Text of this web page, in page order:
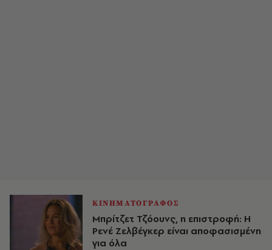
ΚΙΝΗΜΑΤΟΓΡΑΦΟΣ
Μπρίτζετ Τζόουνς, η επιστροφή: Η
Ρενέ Ζελβέγκερ είναι αποφασισμένη
για όλα